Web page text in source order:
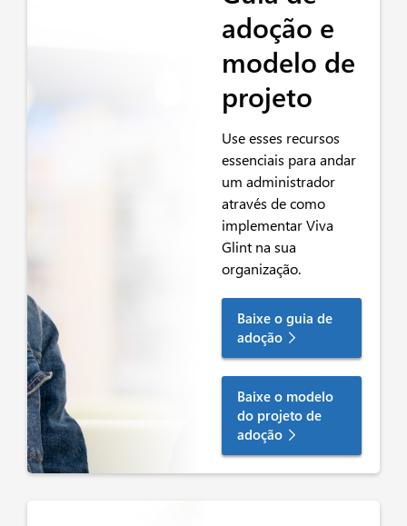
adoção e
modelo de
projeto
Use esses recursos
essenciais para andar
um administrador
através de como
implementar Viva
Glint na sua
organização.
Baixe o guia de
adoção
Baixe o modelo
do projeto de
adoção